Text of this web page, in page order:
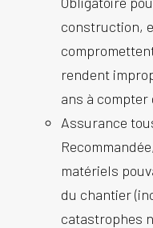
construction,
rendent
ans à
Assurance
matériels
du chantier
catastrophes